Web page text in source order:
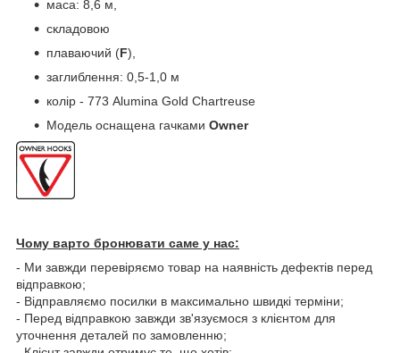
маса: 8,6 м,
складовою
плаваючий (F),
заглиблення: 0,5-1,0 м
колір - 773 Alumina Gold Chartreuse
Модель оснащена гачками Owner
Чому варто бронювати саме у нас:
- Ми завжди перевіряємо товар на наявність дефектів перед
відправкою;
- Відправляємо посилки в максимально швидкі терміни;
- Перед відправкою завжди зв'язуємося з клієнтом для
уточнення деталей по замовленню;